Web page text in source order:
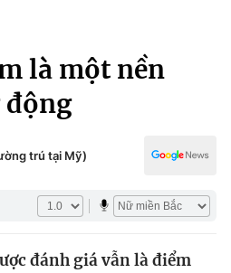
là một nền
trú tại Mỹ)
đánh giá vẫn là điểm